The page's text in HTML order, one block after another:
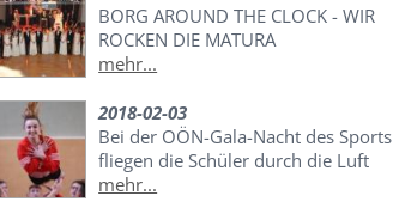
BORG AROUND THE CLOCK - WIR
ROCKEN DIE MATURA
mehr...
2018-02-03
Bei der OÖN-Gala-Nacht des Sports
fliegen die Schüler durch die Luft
mehr...